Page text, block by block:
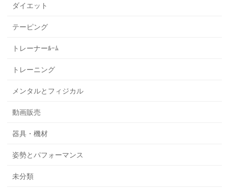
ダイエット
テーピング
トレーナーﾙｰﾑ
トレーニング
メンタルとフィジカル
動画販売
器具・機材
姿勢とパフォーマンス
未分類